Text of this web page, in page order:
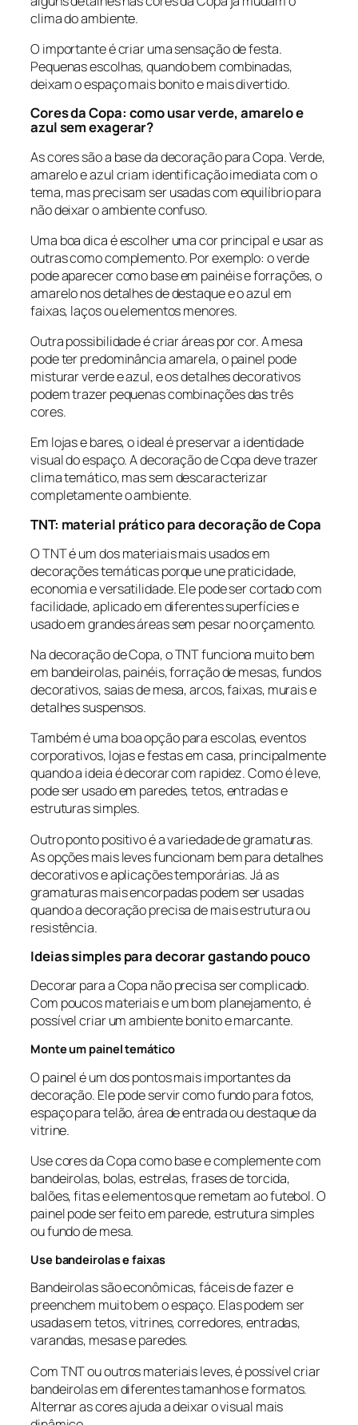
clima do ambiente.
O importante é criar uma sensação de festa.
Pequenas escolhas, quando bem combinadas,
deixam o espaço mais bonito e mais divertido.
Cores da Copa: como usar verde, amarelo e
azul sem exagerar?
As cores são a base da decoração para Copa. Verde,
amarelo e azul criam identificação imediata com o
tema, mas precisam ser usadas com equilíbrio para
não deixar o ambiente confuso.
Uma boa dica é escolher uma cor principal e usar as
outras como complemento. Por exemplo: o verde
pode aparecer como base em painéis e forrações, o
amarelo nos detalhes de destaque e o azul em
faixas, laços ou elementos menores.
Outra possibilidade é criar áreas por cor. A mesa
pode ter predominância amarela, o painel pode
misturar verde e azul, e os detalhes decorativos
podem trazer pequenas combinações das três
cores.
Em lojas e bares, o ideal é preservar a identidade
visual do espaço. A decoração de Copa deve trazer
clima temático, mas sem descaracterizar
completamente o ambiente.
TNT: material prático para decoração de Copa
O TNT é um dos materiais mais usados em
decorações temáticas porque une praticidade,
economia e versatilidade. Ele pode ser cortado com
facilidade, aplicado em diferentes superfícies e
usado em grandes áreas sem pesar no orçamento.
Na decoração de Copa, o TNT funciona muito bem
em bandeirolas, painéis, forração de mesas, fundos
decorativos, saias de mesa, arcos, faixas, murais e
detalhes suspensos.
Também é uma boa opção para escolas, eventos
corporativos, lojas e festas em casa, principalmente
quando a ideia é decorar com rapidez. Como é leve,
pode ser usado em paredes, tetos, entradas e
estruturas simples.
Outro ponto positivo é a variedade de gramaturas.
As opções mais leves funcionam bem para detalhes
decorativos e aplicações temporárias. Já as
gramaturas mais encorpadas podem ser usadas
quando a decoração precisa de mais estrutura ou
resistência.
Ideias simples para decorar gastando pouco
Decorar para a Copa não precisa ser complicado.
Com poucos materiais e um bom planejamento, é
possível criar um ambiente bonito e marcante.
Monte um painel temático
O painel é um dos pontos mais importantes da
decoração. Ele pode servir como fundo para fotos,
espaço para telão, área de entrada ou destaque da
vitrine.
Use cores da Copa como base e complemente com
bandeirolas, bolas, estrelas, frases de torcida,
balões, fitas e elementos que remetam ao futebol. O
painel pode ser feito em parede, estrutura simples
ou fundo de mesa.
Use bandeirolas e faixas
Bandeirolas são econômicas, fáceis de fazer e
preenchem muito bem o espaço. Elas podem ser
usadas em tetos, vitrines, corredores, entradas,
varandas, mesas e paredes.
Com TNT ou outros materiais leves, é possível criar
bandeirolas em diferentes tamanhos e formatos.
Alternar as cores ajuda a deixar o visual mais